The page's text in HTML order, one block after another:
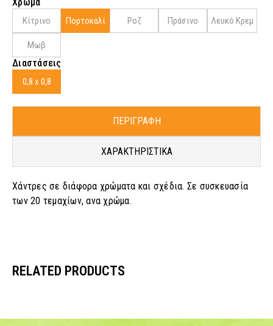
Κίτρινο Πορτοκαλί Ροζ Πράσινο Λευκό Κρεμ
Μωβ
Διαστάσεις
0,8 x 0,8
ΠΕΡΙΓΡΑΦΗ
ΧΑΡΑΚΤΗΡΙΣΤΙΚΑ
Χάντρες σε διάφορα χρώματα και σχέδια. Σε συσκευασία
των 20 τεμαχίων, ανα χρώμα.
RELATED PRODUCTS